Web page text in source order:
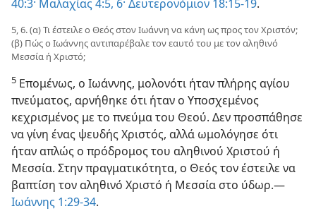
40:3· Μαλαχίας 4:5, 6· Δευτερονόμιον 18:15-19.
5, 6. (α) Τι έστειλε ο Θεός στον Ιωάννη να κάνη ως προς τον Χριστόν;
(β) Πώς ο Ιωάννης αντιπαρέβαλε τον εαυτό του με τον αληθινό
Μεσσία ή Χριστό;
5 Επομένως, ο Ιωάννης, μολονότι ήταν πλήρης αγίου
πνεύματος, αρνήθηκε ότι ήταν ο Υποσχεμένος
κεχρισμένος με το πνεύμα του Θεού. Δεν προσπάθησε
να γίνη ένας ψευδής Χριστός, αλλά ωμολόγησε ότι
ήταν απλώς ο πρόδρομος του αληθινού Χριστού ή
Μεσσία. Στην πραγματικότητα, ο Θεός τον έστειλε να
βαπτίση τον αληθινό Χριστό ή Μεσσία στο ύδωρ.—
Ιωάννης 1:29-34.